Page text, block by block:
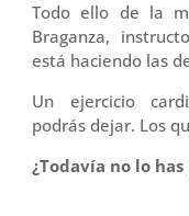
Todo ello de la
Braganza,
está haciendo las
Un ejercicio
podrás dejar. Los
¿Todavía no lo